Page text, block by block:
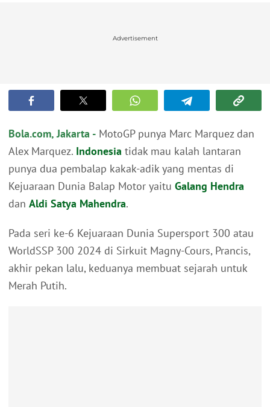
Advertisement
Bola.com, Jakarta - MotoGP punya Marc Marquez dan
Alex Marquez. Indonesia tidak mau kalah lantaran
punya dua pembalap kakak-adik yang mentas di
Kejuaraan Dunia Balap Motor yaitu Galang Hendra
dan Aldi Satya Mahendra.
Pada seri ke-6 Kejuaraan Dunia Supersport 300 atau
WorldSSP 300 2024 di Sirkuit Magny-Cours, Prancis,
akhir pekan lalu, keduanya membuat sejarah untuk
Merah Putih.